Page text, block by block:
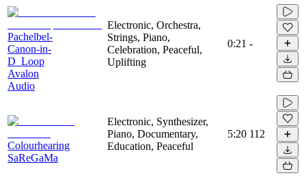
Pachelbel-
Canon-in-
D_Loop
Avalon
Audio
Electronic, Orchestra,
Strings, Piano,
Celebration, Peaceful,
Uplifting
0:21 -
Colourhearing
SaReGaMa
Electronic, Synthesizer,
Piano, Documentary,
Education, Peaceful
5:20 112